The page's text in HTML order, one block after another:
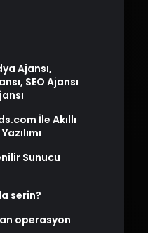
Ajansı,
SEO Ajansı
İle Akıllı
Sunucu
serin?
operasyon